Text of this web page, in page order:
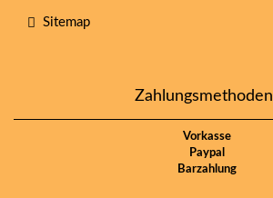
Sitemap
Zahlungsmethoden
Vorkasse
Paypal
Barzahlung